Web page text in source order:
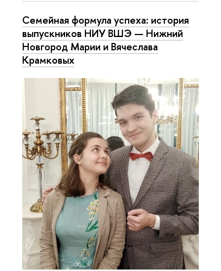
Семейная формула успеха: история
выпускников НИУ ВШЭ — Нижний
Новгород Марии и Вячеслава
Крамковых